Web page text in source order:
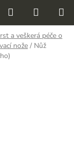
Hledat
KOŠÍK
a veškerá péče o
nože / Nůž